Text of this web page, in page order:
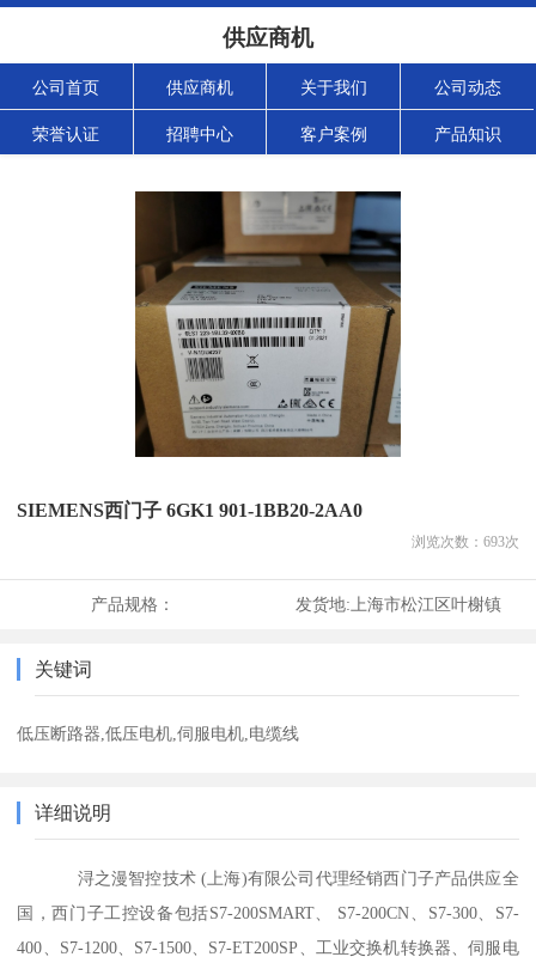
供应商机
公司首页 供应商机 关于我们 公司动态
荣誉认证 招聘中心 客户案例 产品知识
SIEMENS西门子 6GK1 901-1BB20-2AA0
浏览次数： 693次
产品规格： 发货地: 上海市松江区叶榭镇
关键词
低压断路器,低压电机,伺服电机,电缆线
详细说明
浔之漫智控技术 (上海)有限公司代理经销西门子产品供应全
国，西门子工控设备包括S7-200SMART、 S7-200CN、S7-300、S7-
400、S7-1200、S7-1500、S7-ET200SP、工业交换机转换器、伺服电